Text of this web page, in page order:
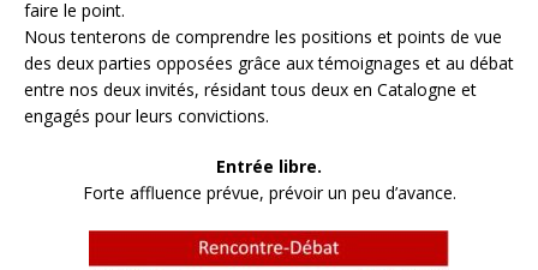
faire le point.
Nous tenterons de comprendre les positions et points de vue
des deux parties opposées grâce aux témoignages et au débat
entre nos deux invités, résidant tous deux en Catalogne et
engagés pour leurs convictions.
Entrée libre.
Forte affluence prévue, prévoir un peu d’avance.